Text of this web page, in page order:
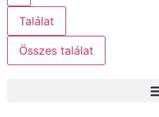
Találat
Összes találat